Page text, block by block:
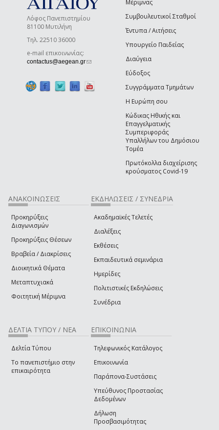
Λόφος Πανεπιστημίου
81100 Μυτιλήνη
Τηλ. 22510 36000
e-mail επικοινωνίας:
contactus@aegean.gr(link sends e-mail)
Μέριμνας
Συμβουλευτικοί Σταθμοί
Έντυπα / Αιτήσεις
Υπουργείο Παιδείας
Διαύγεια
Εύδοξος
Συγγράμματα Τμημάτων
Η Ευρώπη σου
Κώδικας Ηθικής και
Επαγγελματικής
Συμπεριφοράς
Υπαλλήλων του Δημόσιου
Τομέα
Πρωτόκολλα διαχείρισης
κρούσματος Covid-19
ΑΝΑΚΟΙΝΩΣΕΙΣ
Προκηρύξεις
Διαγωνισμών
Προκηρύξεις Θέσεων
Βραβεία / Διακρίσεις
Διοικητικά Θέματα
Μεταπτυχιακά
Φοιτητική Μέριμνα
ΕΚΔΗΛΩΣΕΙΣ / ΣΥΝΕΔΡΙΑ
Ακαδημαϊκές Τελετές
Διαλέξεις
Εκθέσεις
Εκπαιδευτικά σεμινάρια
Ημερίδες
Πολιτιστικές Εκδηλώσεις
Συνέδρια
ΔΕΛΤΙΑ ΤΥΠΟΥ / ΝΕΑ
Δελτία Τύπου
Το πανεπιστήμιο στην
επικαιρότητα
ΕΠΙΚΟΙΝΩΝΙΑ
Τηλεφωνικός Κατάλογος
Επικοινωνία
Παράπονα-Συστάσεις
Υπεύθυνος Προστασίας
Δεδομένων
Δήλωση
Προσβασιμότητας